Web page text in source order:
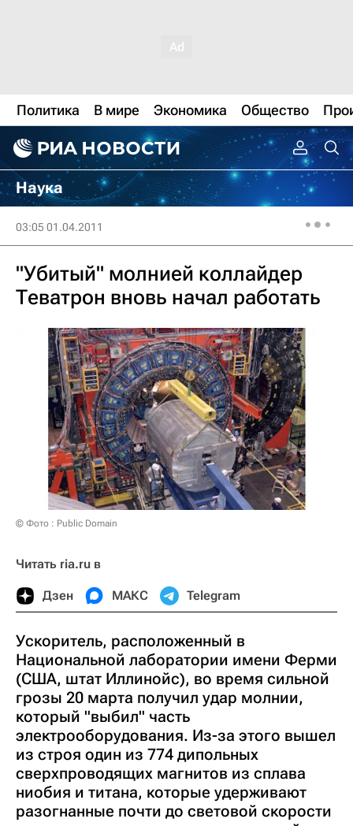
Политика В мире Экономика Общество
Наука
03:05 01.04.2011
"Убитый" молнией коллайдер
Теватрон вновь начал работать
© Фото : Public Domain
Читать ria.ru в
Дзен МАКС Telegram
Ускоритель, расположенный в
Национальной лаборатории имени Ферми
(США, штат Иллинойс), во время сильной
грозы 20 марта получил удар молнии,
который "выбил" часть
электрооборудования. Из-за этого вышел
из строя один из 774 дипольных
сверхпроводящих магнитов из сплава
ниобия и титана, которые удерживают
разогнанные почти до световой скорости